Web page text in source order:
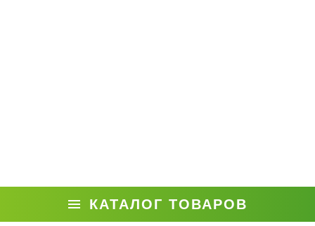
КАТАЛОГ ТОВАРОВ